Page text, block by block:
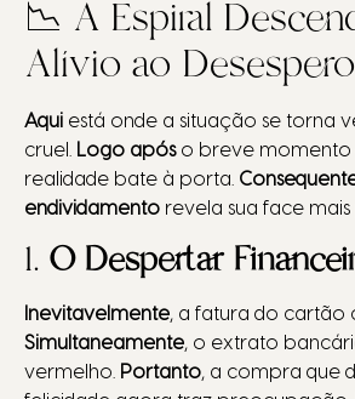
📉 A Espiral
Alívio ao Desespero
Aqui está onde a situação se torna
cruel.
Logo apóso breve momento
realidade bate à porta.
endividamento revela sua face
1. O Despertar
Inevitavelmente, a fatura do cartão
Simultaneamente, o extrato
vermelho. Portanto, a compra que